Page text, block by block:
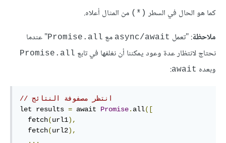
كما هو الحال في السطر (*) من المثال أعلاه.
ملاحظة: "تعمل async/await مع Promise.all" عندما
نحتاج لانتظار عدة وعود يمكننا أن نغلفها في تابع Promise.all
وبعده await
:
let results = await Promise. all([
  fetch
(url1),
  fetch
(url2),
...